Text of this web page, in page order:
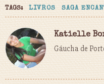
TAGS: LIVROS SAGA
Katielle
Gáucha de